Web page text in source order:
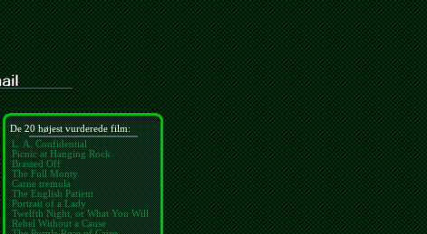
De 20 højest vurderede film:
L. A. Confidential
Picnic at Hanging Rock
Brassed Off
The Full Monty
Carne tremula
The English Patient
Portrait of a Lady
Twelfth Night, or What You Will
Rebel Without a Cause